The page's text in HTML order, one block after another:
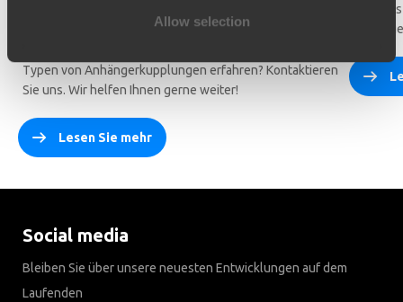
Allow selection
Brauchen Sie Hilfe bei der Auswahl des richtigen
Typen von Anhängerkupplungen erfahren? Kontaktieren
Sie uns. Wir helfen Ihnen gerne weiter!
Lesen Sie mehr
Mehr
Social media
Bleiben Sie über unsere neuesten Entwicklungen auf dem
Laufenden